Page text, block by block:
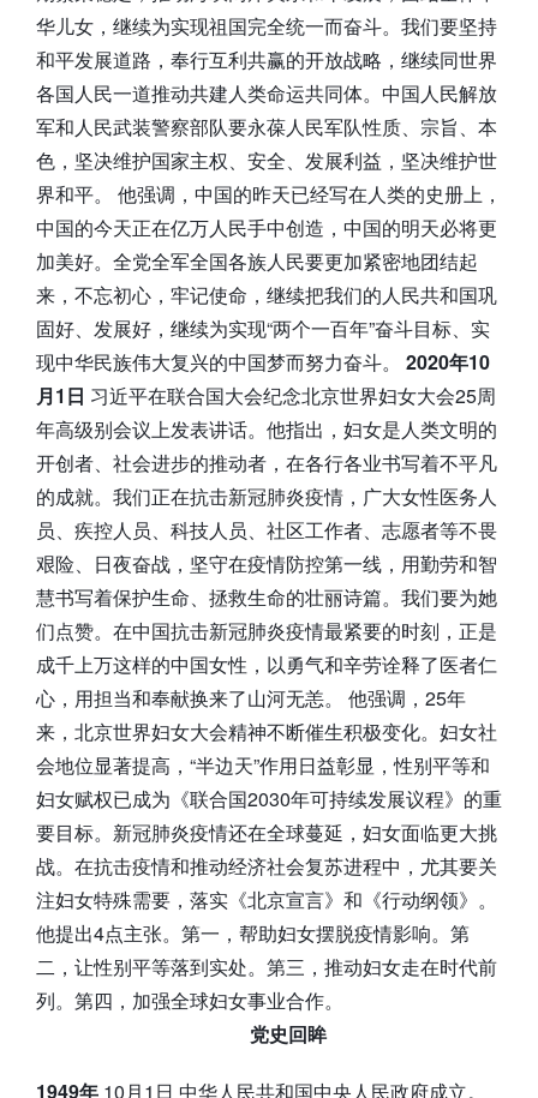
华儿女，继续为实现祖国完全统一而奋斗。我们要坚持
和平发展道路，奉行互利共赢的开放战略，继续同世界
各国人民一道推动共建人类命运共同体。中国人民解放
军和人民武装警察部队要永葆人民军队性质、宗旨、本
色，坚决维护国家主权、安全、发展利益，坚决维护世
界和平。 他强调，中国的昨天已经写在人类的史册上，
中国的今天正在亿万人民手中创造，中国的明天必将更
加美好。全党全军全国各族人民要更加紧密地团结起
来，不忘初心，牢记使命，继续把我们的人民共和国巩
固好、发展好，继续为实现“两个一百年”奋斗目标、实
现中华民族伟大复兴的中国梦而努力奋斗。 2020年10
月1日 习近平在联合国大会纪念北京世界妇女大会25周
年高级别会议上发表讲话。他指出，妇女是人类文明的
开创者、社会进步的推动者，在各行各业书写着不平凡
的成就。我们正在抗击新冠肺炎疫情，广大女性医务人
员、疾控人员、科技人员、社区工作者、志愿者等不畏
艰险、日夜奋战，坚守在疫情防控第一线，用勤劳和智
慧书写着保护生命、拯救生命的壮丽诗篇。我们要为她
们点赞。在中国抗击新冠肺炎疫情最紧要的时刻，正是
成千上万这样的中国女性，以勇气和辛劳诠释了医者仁
心，用担当和奉献换来了山河无恙。 他强调，25年
来，北京世界妇女大会精神不断催生积极变化。妇女社
会地位显著提高，“半边天”作用日益彰显，性别平等和
妇女赋权已成为《联合国2030年可持续发展议程》的重
要目标。新冠肺炎疫情还在全球蔓延，妇女面临更大挑
战。在抗击疫情和推动经济社会复苏进程中，尤其要关
注妇女特殊需要，落实《北京宣言》和《行动纲领》。
他提出4点主张。第一，帮助妇女摆脱疫情影响。第
二，让性别平等落到实处。第三，推动妇女走在时代前
列。第四，加强全球妇女事业合作。
党史回眸
1949年 10月1日 中华人民共和国中央人民政府成立。